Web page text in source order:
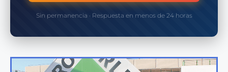
Sin permanencia · Respuesta en menos de 24 horas